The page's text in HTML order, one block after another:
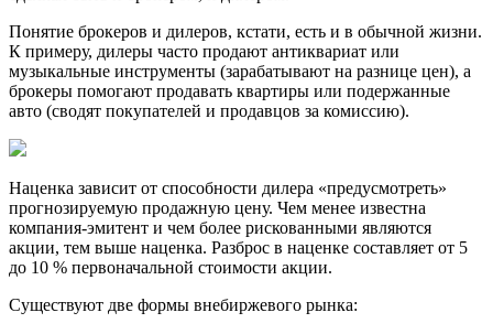
Понятие брокеров и дилеров, кстати, есть и в обычной жизни.
К примеру, дилеры часто продают антиквариат или
музыкальные инструменты (зарабатывают на разнице цен), а
брокеры помогают продавать квартиры или подержанные
авто (сводят покупателей и продавцов за комиссию).
Наценка зависит от способности дилера «предусмотреть»
прогнозируемую продажную цену. Чем менее известна
компания-эмитент и чем более рискованными являются
акции, тем выше наценка. Разброс в наценке составляет от 5
до 10 % первоначальной стоимости акции.
Существуют две формы внебиржевого рынка: